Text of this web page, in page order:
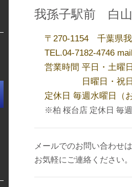
我孫子駅前 白
〒270-1154 千葉県
TEL.04-7182-4746
営業時間 平日・土曜
日曜日・祝日
定休日 毎週水曜日（
※柏 桜台店 定休日 毎
メールでのお問い合わせ
お気軽にご連絡ください。